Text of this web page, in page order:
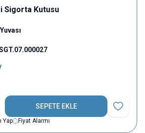
Sigorta Kutusu
SEPETE EKLE
Favoriye
Yap Fiyat Alarmı